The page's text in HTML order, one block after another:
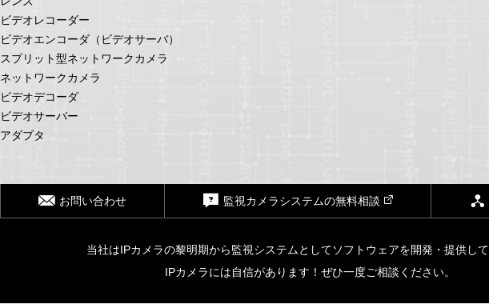
ビデオレコーダー
ビデオエンコーダ（ビデオサーバ）
スプリット型ネットワークカメラ
ネットワークカメラ
ビデオデコーダ
ビデオサーバー
アダプタ
お問い合わせ 監視カメラシステムの無料相談
当社はIPカメラの黎明期から監視システムとしてソフトウェアを開発・提供し
IPカメラには自信があります！ぜひ一度ご相談ください。